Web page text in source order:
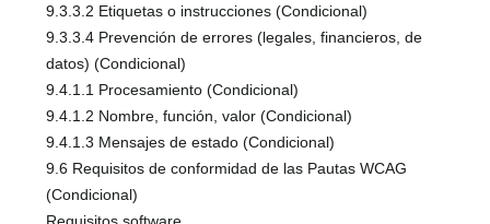
9.3.3.2 Etiquetas o instrucciones (Condicional)
9.3.3.4 Prevención de errores (legales, financieros, de
datos) (Condicional)
9.4.1.1 Procesamiento (Condicional)
9.4.1.2 Nombre, función, valor (Condicional)
9.4.1.3 Mensajes de estado (Condicional)
9.6 Requisitos de conformidad de las Pautas WCAG
(Condicional)
Requisitos software